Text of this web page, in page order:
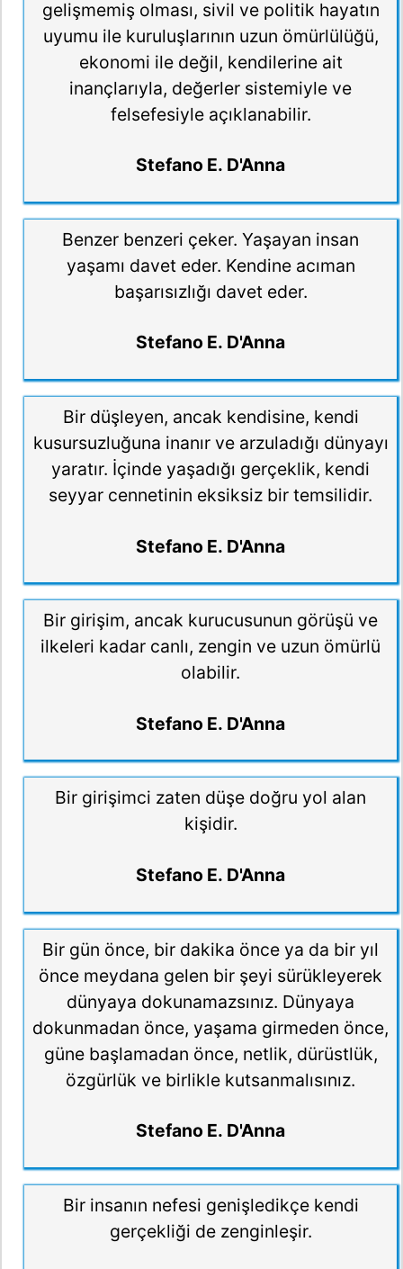
gelişmemiş olması, sivil ve politik hayatın
uyumu ile kuruluşlarının uzun ömürlülüğü,
ekonomi ile değil, kendilerine ait
inançlarıyla, değerler sistemiyle ve
felsefesiyle açıklanabilir.
Stefano E. D'Anna
Benzer benzeri çeker. Yaşayan insan
yaşamı davet eder. Kendine acıman
başarısızlığı davet eder.
Stefano E. D'Anna
Bir düşleyen, ancak kendisine, kendi
kusursuzluğuna inanır ve arzuladığı dünyayı
yaratır. İçinde yaşadığı gerçeklik, kendi
seyyar cennetinin eksiksiz bir temsilidir.
Stefano E. D'Anna
Bir girişim, ancak kurucusunun görüşü ve
ilkeleri kadar canlı, zengin ve uzun ömürlü
olabilir.
Stefano E. D'Anna
Bir girişimci zaten düşe doğru yol alan
kişidir.
Stefano E. D'Anna
Bir gün önce, bir dakika önce ya da bir yıl
önce meydana gelen bir şeyi sürükleyerek
dünyaya dokunamazsınız. Dünyaya
dokunmadan önce, yaşama girmeden önce,
güne başlamadan önce, netlik, dürüstlük,
özgürlük ve birlikle kutsanmalısınız.
Stefano E. D'Anna
Bir insanın nefesi genişledikçe kendi
gerçekliği de zenginleşir.